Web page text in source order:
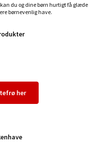
du og dine børn hurtigt få glæde
børnevenlig have.
her